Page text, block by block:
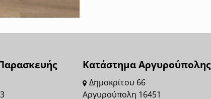
Κατάστημα Αργυρούπολης
Δημοκρίτου 66
Αργυρούπολη 16451